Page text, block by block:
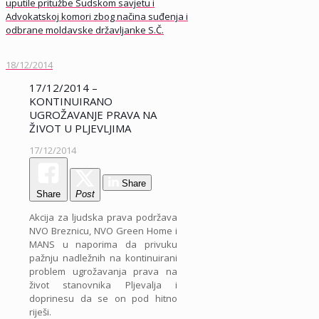
uputile pritužbe Sudskom savjetu i
Advokatskoj komori zbog načina suđenja i
odbrane moldavske državljanke S.Č.
18/12/2014
17/12/2014 –
KONTINUIRANO
UGROŽAVANJE PRAVA NA
ŽIVOT U PLJEVLJIMA
17/12/2014
Share Post
Share
Akcija za ljudska prava podržava
NVO Breznicu, NVO Green Home i
MANS u naporima da privuku
pažnju nadležnih na kontinuirani
problem ugrožavanja prava na
život stanovnika Pljevalja i
doprinesu da se on pod hitno
riješi.